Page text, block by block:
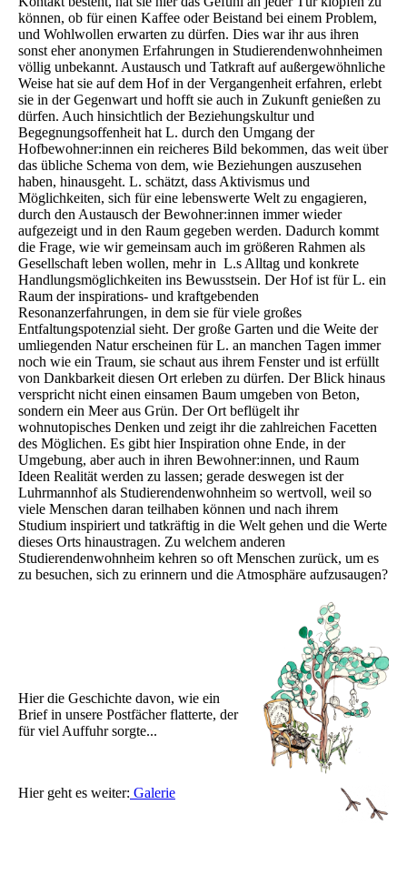
können, ob für einen Kaffee oder Beistand bei einem Problem,
und Wohlwollen erwarten zu dürfen. Dies war ihr aus ihren
sonst eher anonymen Erfahrungen in Studierendenwohnheimen
völlig unbekannt. Austausch und Tatkraft auf außergewöhnliche
Weise hat sie auf dem Hof in der Vergangenheit erfahren, erlebt
sie in der Gegenwart und hofft sie auch in Zukunft genießen zu
dürfen. Auch hinsichtlich der Beziehungskultur und
Begegnungsoffenheit hat L. durch den Umgang der
Hofbewohner:innen ein reicheres Bild bekommen, das weit über
das übliche Schema von dem, wie Beziehungen auszusehen
haben, hinausgeht. L. schätzt, dass Aktivismus und
Möglichkeiten, sich für eine lebenswerte Welt zu engagieren,
durch den Austausch der Bewohner:innen immer wieder
aufgezeigt und in den Raum gegeben werden. Dadurch kommt
die Frage, wie wir gemeinsam auch im größeren Rahmen als
Gesellschaft leben wollen, mehr in L.s Alltag und konkrete
Handlungsmöglichkeiten ins Bewusstsein. Der Hof ist für L. ein
Raum der inspirations- und kraftgebenden
Resonanzerfahrungen, in dem sie für viele großes
Entfaltungspotenzial sieht. Der große Garten und die Weite der
umliegenden Natur erscheinen für L. an manchen Tagen immer
noch wie ein Traum, sie schaut aus ihrem Fenster und ist erfüllt
von Dankbarkeit diesen Ort erleben zu dürfen. Der Blick hinaus
verspricht nicht einen einsamen Baum umgeben von Beton,
sondern ein Meer aus Grün. Der Ort beflügelt ihr
wohnutopisches Denken und zeigt ihr die zahlreichen Facetten
des Möglichen. Es gibt hier Inspiration ohne Ende, in der
Umgebung, aber auch in ihren Bewohner:innen, und Raum
Ideen Realität werden zu lassen; gerade deswegen ist der
Luhrmannhof als Studierendenwohnheim so wertvoll, weil so
viele Menschen daran teilhaben können und nach ihrem
Studium inspiriert und tatkräftig in die Welt gehen und die Werte
dieses Orts hinaustragen. Zu welchem anderen
Studierendenwohnheim kehren so oft Menschen zurück, um es
zu besuchen, sich zu erinnern und die Atmosphäre aufzusaugen?
Hier die Geschichte davon, wie ein
Brief in unsere Postfächer flatterte, der
für viel Auffuhr sorgte...
Hier geht es weiter: Galerie